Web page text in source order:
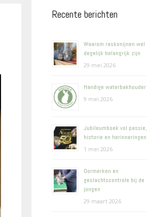
Recente berichten
Waarom raskonijnen wel
degelijk belangrijk zijn
29 mei 2026
Handige waterbakhouder
9 mei 2026
Jubileumboek vol passie,
historie en herinneringen
1 mei 2026
Oormerken en
geslachtscontrole bij de
jongen
29 maart 2026